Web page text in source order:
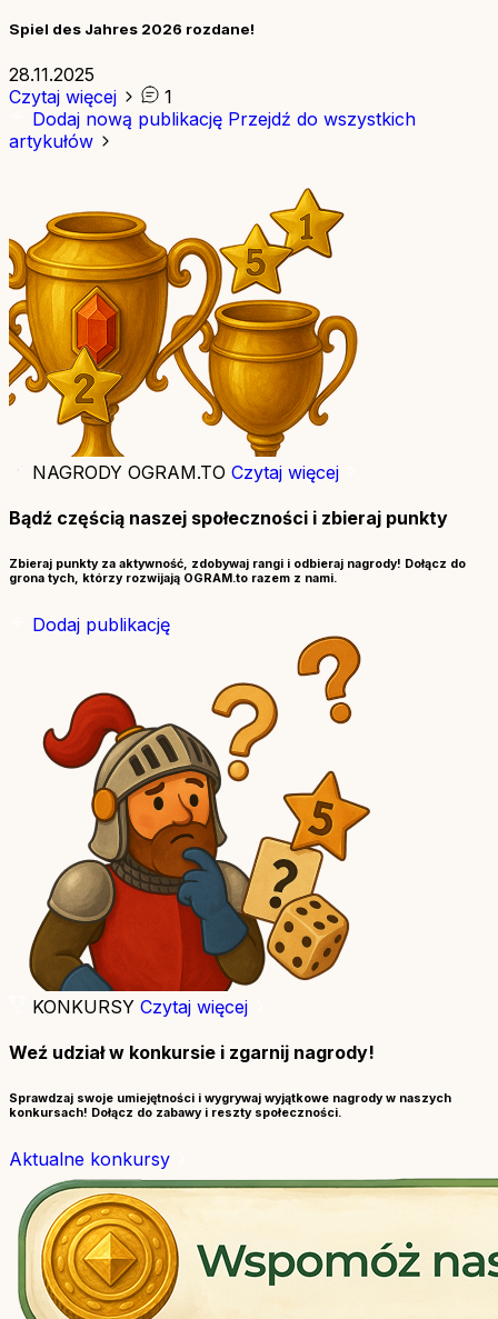
Spiel des Jahres 2026 rozdane!
28.11.2025
Czytaj więcej
1
Dodaj nową publikację Przejdź do wszystkich
artykułów
NAGRODY OGRAM.TO Czytaj więcej
Bądź częścią naszej społeczności i zbieraj punkty
Zbieraj punkty za aktywność, zdobywaj rangi i odbieraj nagrody! Dołącz do
grona tych, którzy rozwijają OGRAM.to razem z nami.
Dodaj publikację
KONKURSY Czytaj więcej
Weź udział w konkursie i zgarnij nagrody!
Sprawdzaj swoje umiejętności i wygrywaj wyjątkowe nagrody w naszych
konkursach! Dołącz do zabawy i reszty społeczności.
Aktualne konkursy